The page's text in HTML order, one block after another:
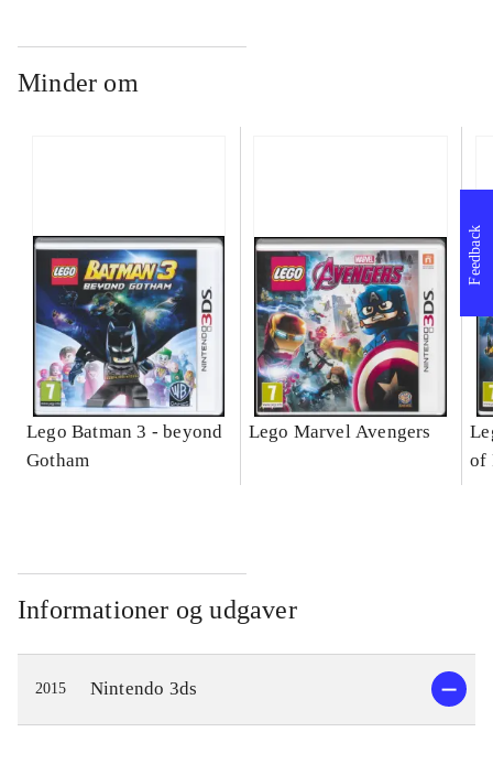
Minder om
Lego Batman 3 - beyond
Gotham
Lego Marvel Avengers
of
Informationer og udgaver
2015 Nintendo 3ds
Feedback